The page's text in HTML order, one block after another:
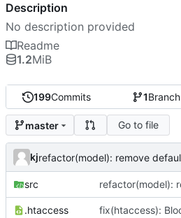
199Commits 1Branch
master Go to file
kj
src
.htaccess
Description
No description provided
Readme
1.2MiB